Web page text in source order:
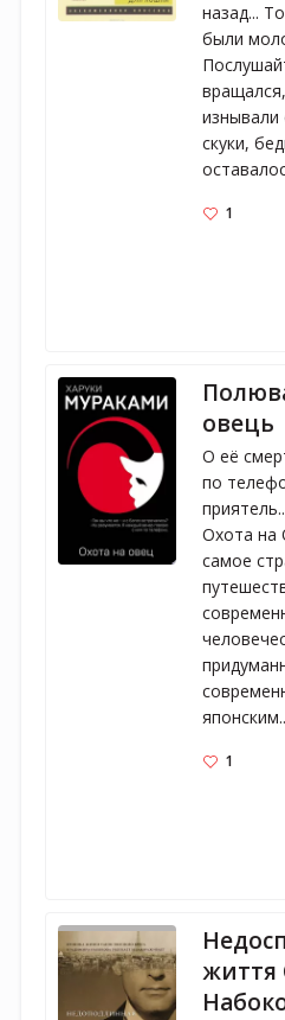
назад...
были
изнывали
скуки,
1
овець
О её
по
Охота на
самое
1
життя